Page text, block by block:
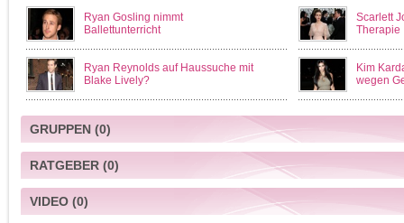
Ryan Gosling nimmt
Ballettunterricht
Scarlett
Therapie
Ryan Reynolds auf Haussuche mit
Blake Lively?
Kim
wegen
GRUPPEN(0)
RATGEBER(0)
VIDEO(0)